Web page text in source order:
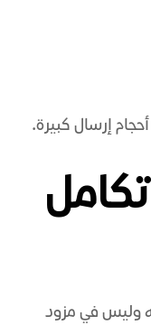
إرسال كبيرة.
وليس في مزود